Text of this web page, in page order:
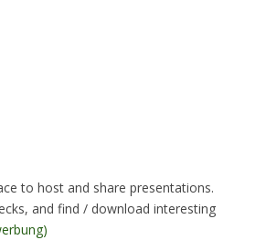
to host and share presentations.
and find / download interesting